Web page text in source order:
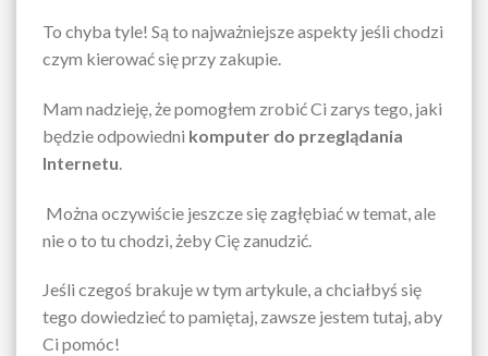
To chyba tyle! Są to najważniejsze aspekty jeśli chodzi
czym kierować się przy zakupie.
Mam nadzieję, że pomogłem zrobić Ci zarys tego, jaki
będzie odpowiedni komputer do przeglądania
Internetu.
Można oczywiście jeszcze się zagłębiać w temat, ale
nie o to tu chodzi, żeby Cię zanudzić.
Jeśli czegoś brakuje w tym artykule, a chciałbyś się
tego dowiedzieć to pamiętaj, zawsze jestem tutaj, aby
Ci pomóc!